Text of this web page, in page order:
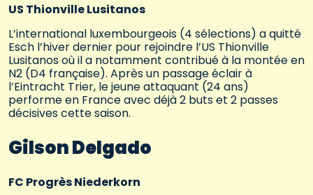
US Thionville Lusitanos
L’international luxembourgeois (4 sélections) a quitté
Esch l’hiver dernier pour rejoindre l’US Thionville
Lusitanos où il a notamment contribué à la montée en
N2 (D4 française). Après un passage éclair à
l’Eintracht Trier, le jeune attaquant (24 ans)
performe en France avec déjà 2 buts et 2 passes
décisives cette saison.
Gilson Delgado
FC Progrès Niederkorn